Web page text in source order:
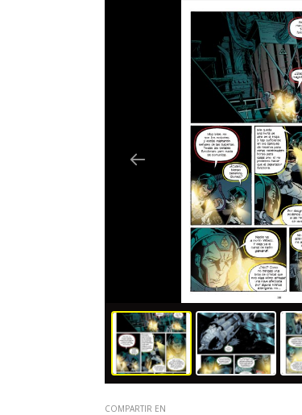
madrileño Alberto Jiménez
intrigante historia que aúna
grandes éxitos como Expediente
COMPARTIR EN